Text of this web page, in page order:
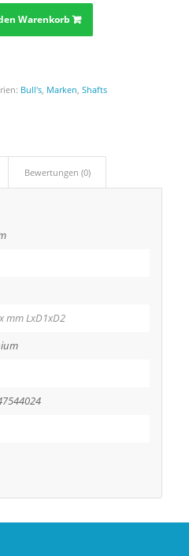
Warenkorb
Bull's, Marken Shafts
Bewertungen (0)
mm LxD1xD2